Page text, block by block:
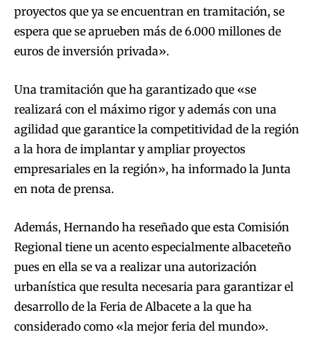
proyectos que ya se encuentran en tramitación, se
espera que se aprueben más de 6.000 millones de
euros de inversión privada».
Una tramitación que ha garantizado que «se
realizará con el máximo rigor y además con una
agilidad que garantice la competitividad de la región
a la hora de implantar y ampliar proyectos
empresariales en la región», ha informado la Junta
en nota de prensa.
Además, Hernando ha reseñado que esta Comisión
Regional tiene un acento especialmente albaceteño
pues en ella se va a realizar una autorización
urbanística que resulta necesaria para garantizar el
desarrollo de la Feria de Albacete a la que ha
considerado como «la mejor feria del mundo».